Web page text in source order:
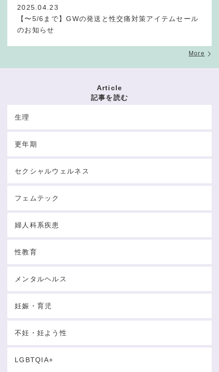
2025.04.23
【〜5/6まで】GWの発送と性交痛対策アイテムセール
のお知らせ
More
Article
記事を読む
生理
更年期
セクシャルウェルネス
フェムテック
婦人科系疾患
性教育
メンタルヘルス
妊娠・育児
不妊・妊よう性
LGBTQIA+